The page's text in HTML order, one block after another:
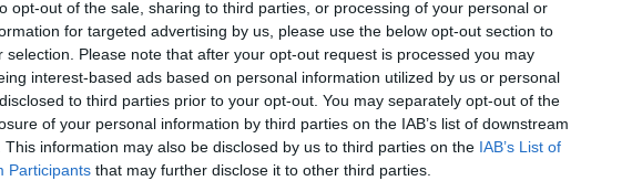
opt-out of the sale, sharing to third parties, or processing of your personal or
for targeted advertising by us, please use the below opt-out section to
selection. Please note that after your opt-out request is processed you may
interest-based ads based on personal information utilized by us or personal
to third parties prior to your opt-out. You may separately opt-out of the
of your personal information by third parties on the IAB’s list of downstream
This information may also be disclosed by us to third parties on the IAB’s List of
Participants that may further disclose it to other third parties.